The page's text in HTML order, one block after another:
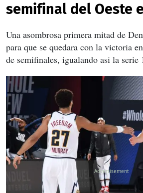
semifinal del Oeste
Una asombrosa primera mitad de
para que se quedara con la victoria
de semifinales, igualando asi la serie